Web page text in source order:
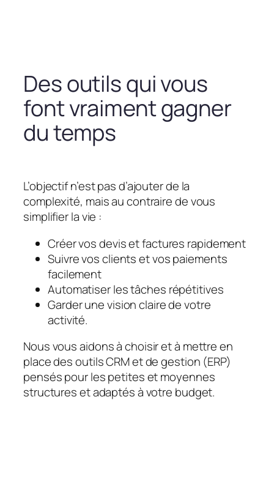
Des outils qui vous
font vraiment gagner
du temps
L’objectif n’est pas d’ajouter de la
complexité, mais au contraire de vous
simplifier la vie :
Créer vos devis et factures rapidement
Suivre vos clients et vos paiements
facilement
Automatiser les tâches répétitives
Garder une vision claire de votre
activité.
Nous vous aidons à choisir et à mettre en
place des outils CRM et de gestion (ERP)
pensés pour les petites et moyennes
structures et adaptés à votre budget.